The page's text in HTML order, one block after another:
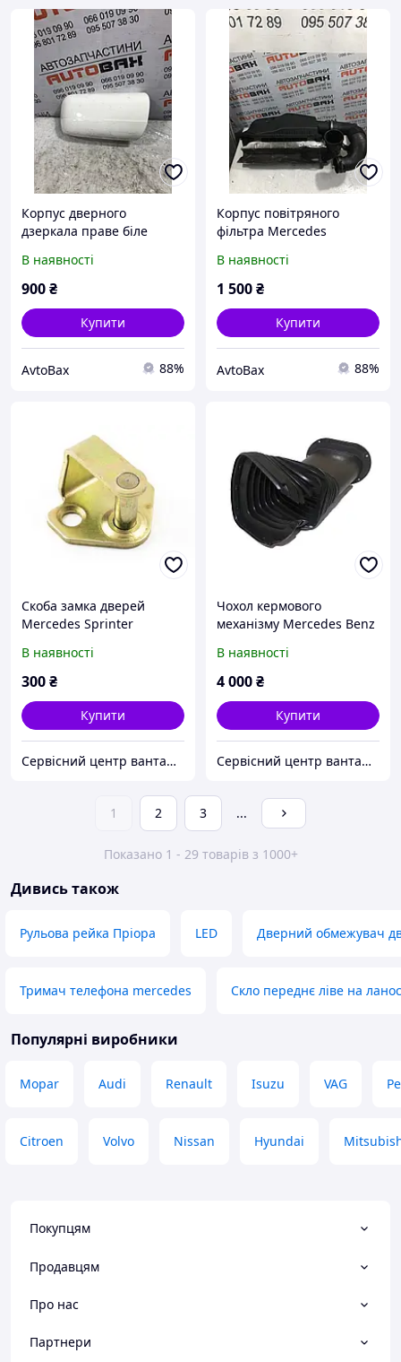
Корпус дверного
дзеркала праве біле
В наявності
900₴
Купити
AvtoBax 88%
Корпус повітряного
фільтра Mercedes
В наявності
1 500₴
Купити
AvtoBax 88%
Скоба замка дверей
Mercedes Sprinter
В наявності
300₴
Купити
Сервісний центр вантажних та легкових автомобілів ЛОНГРАН
Чохол кермового
механізму Mercedes Benz
В наявності
4 000₴
Купити
Сервісний центр вантажних та легкових автомобілів ЛОНГРАН
1 2 3 ...
Показано 1 - 29 товарів з 1000+
Дивись також
Рульова рейка Пріора LED Дверний обмежувач
Тримач телефона mercedes Скло переднє ліве на ланос
Популярні виробники
Mopar Audi Renault Isuzu VAG
Citroen Volvo Nissan Hyundai
Покупцям
Продавцям
Про нас
Партнери